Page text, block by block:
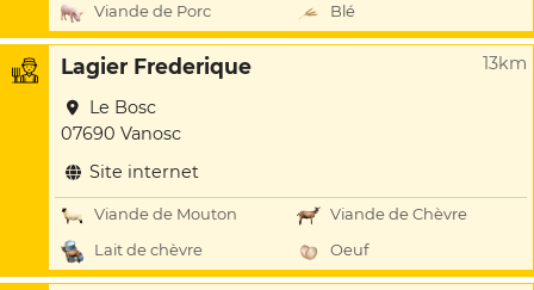
Viande de Porc
Blé
Lagier Frederique 13km
Le Bosc
07690 Vanosc
Site internet
Viande de Mouton
Viande de Chèvre
Lait de chèvre
Oeuf